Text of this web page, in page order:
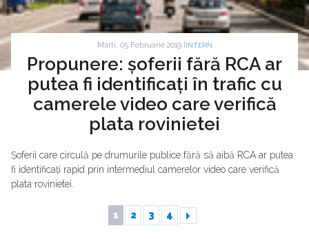
Marti, 05 Februarie 2019 | INTERN
Propunere: șoferii fără RCA ar
putea fi identificați în trafic cu
camerele video care verifică
plata rovinietei
Șoferii care circulă pe drumurile publice fără să aibă RCA ar putea
fi identificați rapid prin intermediul camerelor video care verifică
plata rovinietei.
1 2 3 4